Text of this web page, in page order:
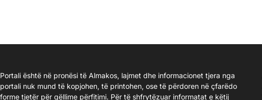
Portali është në pronësi të Almakos, lajmet dhe informacionet tjera nga
portali nuk mund të kopjohen, të printohen, ose të përdoren në çfarëdo
forme tjetër për qëllime përfitimi. Për të shfrytëzuar informatat e këtij